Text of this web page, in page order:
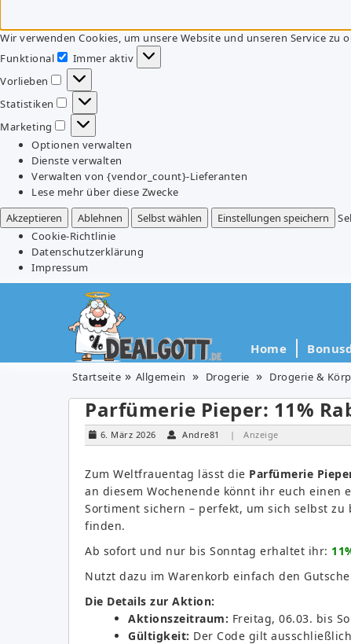
Wir verwenden Cookies, um unsere Website und unseren Service zu
Funktional
Funktional
Immer aktiv
Vorlieben
Vorlieben
Statistiken
Statistiken
Marketing
Marketing
Optionen verwalten
Dienste verwalten
Verwalten von {vendor_count}-Lieferanten
Lese mehr über diese Zwecke
Akzeptieren
Ablehnen Selbst wählen Einstellungen speichern
Cookie-Richtlinie
Datenschutzerklärung
Impressum
Home
Startseite Allgemein Drogerie Drogerie &
Parfümerie Pieper: 11%
6. März 2026 Andre81 | Anzeige
Zum Weltfrauentag lässt die Parfümerie
an diesem Wochenende könnt ihr euch einen
Sortiment sichern – perfekt, um sich selbst zu
finden.
Ab sofort und nur bis Sonntag erhaltet ihr:
Nutzt dazu im Warenkorb einfach den
Die Details zur Aktion:
Aktionszeitraum: Freitag, 06.03. bis
Gültigkeit: Der Code gilt